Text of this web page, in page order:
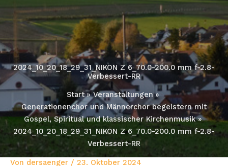
2024_10_20_18_29_31_NIKON Z 6_70.0-200.0 mm f-2.8-
Verbessert-RR
Start
Veranstaltungen
Generationenchor und Männerchor begeistern mit
Gospel, Spiritual und klassischer Kirchenmusik
2024_10_20_18_29_31_NIKON Z 6_70.0-200.0 mm f-2.8-
Verbessert-RR
Von dersaenger / 23. Oktober 2024